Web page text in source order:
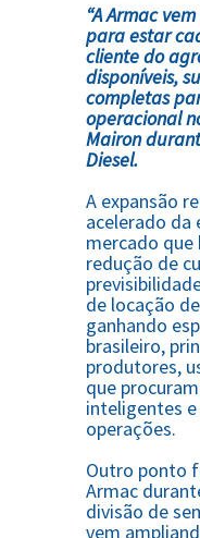
“A Armac
para estar
cliente do
disponíveis,
completas
operacional
Mairon
Diesel.
A expansão
acelerado da
mercado
redução de
de locação
ganhando
brasileiro,
produtores,
que
inteligentes
operações.
Outro ponto
Armac
divisão de
vem